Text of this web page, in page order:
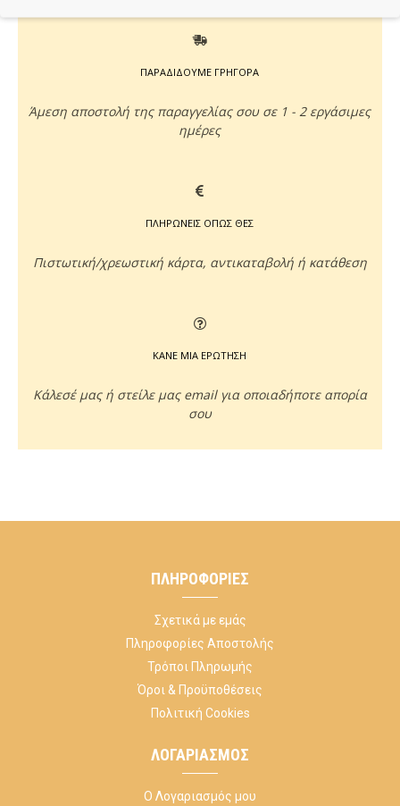
ΠΑΡΑΔΙΔΟΥΜΕ ΓΡΗΓΟΡΑ
Άμεση αποστολή της παραγγελίας σου σε 1 - 2 εργάσιμες
ημέρες
ΠΛΗΡΩΝΕΙΣ ΟΠΩΣ ΘΕΣ
Πιστωτική/χρεωστική κάρτα, αντικαταβολή ή κατάθεση
ΚΑΝΕ ΜΙΑ ΕΡΩΤΗΣΗ
Κάλεσέ μας ή στείλε μας email για οποιαδήποτε απορία
σου
ΠΛΗΡΟΦΟΡΊΕΣ
Σχετικά με εμάς
Πληροφορίες Αποστολής
Τρόποι Πληρωμής
Όροι & Προϋποθέσεις
Πολιτική Cookies
ΛΟΓΑΡΙΑΣΜΌΣ
Ο Λογαριασμός μου